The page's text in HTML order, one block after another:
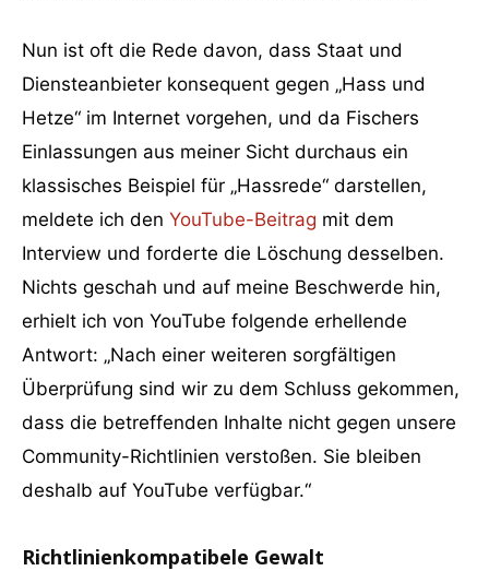
Nun ist oft die Rede davon, dass Staat und
Diensteanbieter konsequent gegen „Hass und
Hetze“ im Internet vorgehen, und da Fischers
Einlassungen aus meiner Sicht durchaus ein
klassisches Beispiel für „Hassrede“ darstellen,
meldete ich den YouTube-Beitrag mit dem
Interview und forderte die Löschung desselben.
Nichts geschah und auf meine Beschwerde hin,
erhielt ich von YouTube folgende erhellende
Antwort: „Nach einer weiteren sorgfältigen
Überprüfung sind wir zu dem Schluss gekommen,
dass die betreffenden Inhalte nicht gegen unsere
Community-Richtlinien verstoßen. Sie bleiben
deshalb auf YouTube verfügbar.“
Richtlinienkompatibele Gewalt